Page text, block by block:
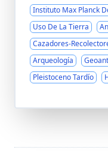
Instituto Max Planck
Uso De La Tierra
Cazadores-
Arqueología
Pleistoceno Tardío